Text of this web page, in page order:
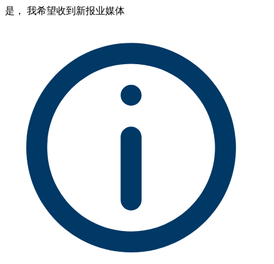
是， 我希望收到新报业媒体